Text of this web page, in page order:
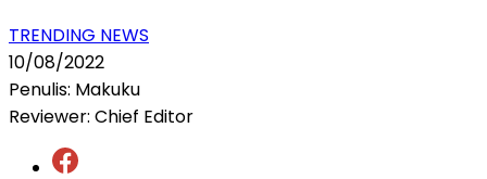
TRENDING NEWS
10/08/2022
Penulis: Makuku
Reviewer: Chief Editor